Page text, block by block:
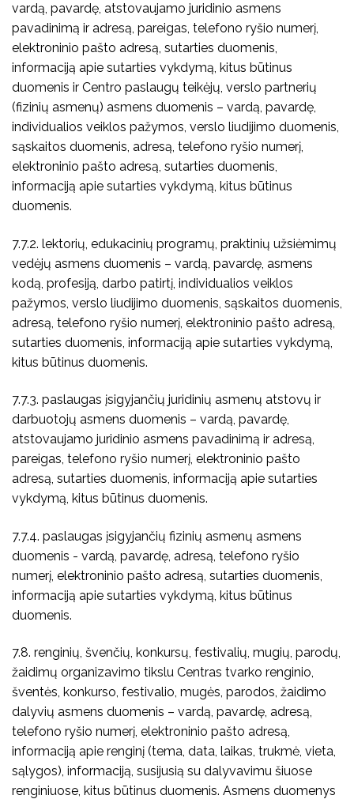
vardą, pavardę, atstovaujamo juridinio asmens
pavadinimą ir adresą, pareigas, telefono ryšio numerį,
elektroninio pašto adresą, sutarties duomenis,
informaciją apie sutarties vykdymą, kitus būtinus
duomenis ir Centro paslaugų teikėjų, verslo partnerių
(fizinių asmenų) asmens duomenis – vardą, pavardę,
individualios veiklos pažymos, verslo liudijimo duomenis,
sąskaitos duomenis, adresą, telefono ryšio numerį,
elektroninio pašto adresą, sutarties duomenis,
informaciją apie sutarties vykdymą, kitus būtinus
duomenis.
7.7.2. lektorių, edukacinių programų, praktinių užsiėmimų
vedėjų asmens duomenis – vardą, pavardę, asmens
kodą, profesiją, darbo patirtį, individualios veiklos
pažymos, verslo liudijimo duomenis, sąskaitos duomenis,
adresą, telefono ryšio numerį, elektroninio pašto adresą,
sutarties duomenis, informaciją apie sutarties vykdymą,
kitus būtinus duomenis.
7.7.3. paslaugas įsigyjančių juridinių asmenų atstovų ir
darbuotojų asmens duomenis – vardą, pavardę,
atstovaujamo juridinio asmens pavadinimą ir adresą,
pareigas, telefono ryšio numerį, elektroninio pašto
adresą, sutarties duomenis, informaciją apie sutarties
vykdymą, kitus būtinus duomenis.
7.7.4. paslaugas įsigyjančių fizinių asmenų asmens
duomenis - vardą, pavardę, adresą, telefono ryšio
numerį, elektroninio pašto adresą, sutarties duomenis,
informaciją apie sutarties vykdymą, kitus būtinus
duomenis.
7.8. renginių, švenčių, konkursų, festivalių, mugių, parodų,
žaidimų organizavimo tikslu Centras tvarko renginio,
šventės, konkurso, festivalio, mugės, parodos, žaidimo
dalyvių asmens duomenis – vardą, pavardę, adresą,
telefono ryšio numerį, elektroninio pašto adresą,
informaciją apie renginį (tema, data, laikas, trukmė, vieta,
sąlygos), informaciją, susijusią su dalyvavimu šiuose
renginiuose, kitus būtinus duomenis. Asmens duomenys